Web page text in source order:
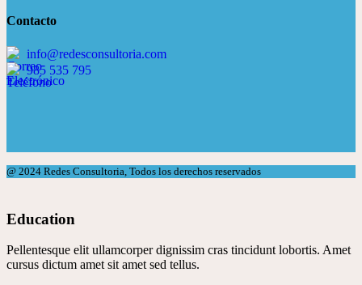
Contacto
info@redesconsultoria.com
985 535 795
@ 2024 Redes Consultoria , Todos los derechos reservados
Education
Pellentesque elit ullamcorper dignissim cras tincidunt lobortis. Amet
cursus dictum amet sit amet sed tellus.